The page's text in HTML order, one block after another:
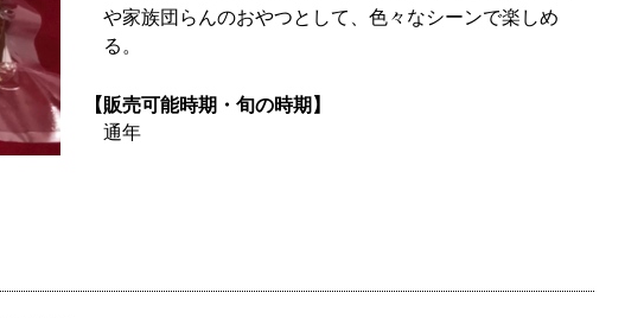
や家族団らんのおやつとして、色々なシーンで楽しめ
る。
【販売可能時期・旬の時期】
通年